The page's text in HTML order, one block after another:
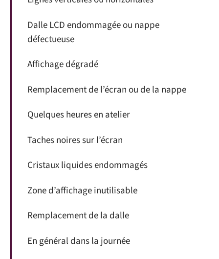
Dalle LCD endommagée ou nappe
défectueuse
Affichage dégradé
Remplacement de l’écran ou de la nappe
Quelques heures en atelier
Taches noires sur l’écran
Cristaux liquides endommagés
Zone d’affichage inutilisable
Remplacement de la dalle
En général dans la journée